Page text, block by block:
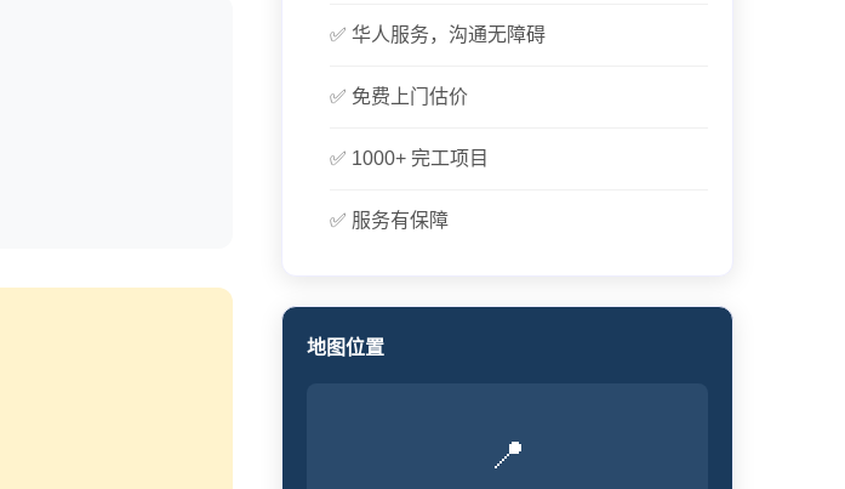
✅ 华人服务，沟通无障碍
✅ 免费上门估价
✅ 1000+ 完工项目
✅ 服务有保障
地图位置
📍